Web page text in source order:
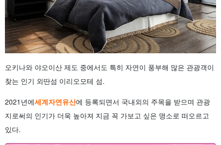
오키나와 야오이산 제도 중에서도 특히 자연이 풍부해 많은 관광객이
찾는 인기 외딴섬 이리오모테 섬.
2021년에세계자연유산에 등록되면서 국내외의 주목을 받으며 관광
지로써의 인기가 더욱 높아져 지금 꼭 가보고 싶은 명소로 떠오르고
있다.